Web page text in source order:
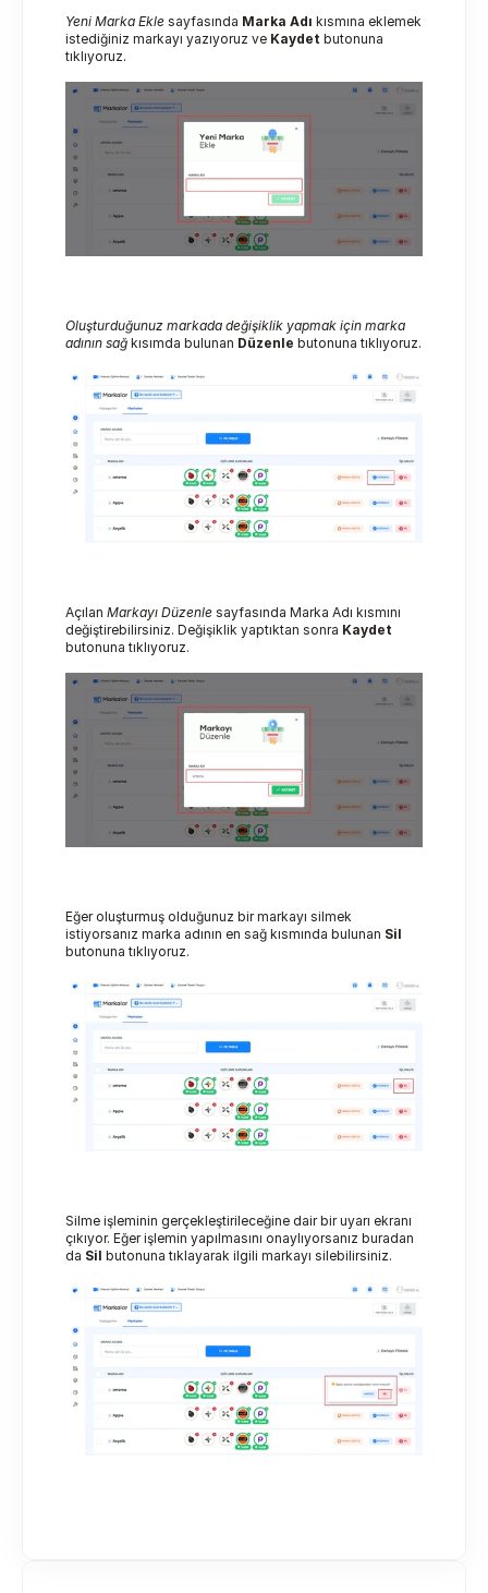
Yeni Marka Ekle sayfasında Marka Adı kısmına eklemek
istediğiniz markayı yazıyoruz ve Kaydet butonuna
tıklıyoruz.
Oluşturduğunuz markada değişiklik yapmak için marka
adının sağ kısımda bulunan Düzenle butonuna tıklıyoruz.
Açılan Markayı Düzenle sayfasında Marka Adı kısmını
değiştirebilirsiniz. Değişiklik yaptıktan sonra Kaydet
butonuna tıklıyoruz.
Eğer oluşturmuş olduğunuz bir markayı silmek
istiyorsanız marka adının en sağ kısmında bulunan Sil
butonuna tıklıyoruz.
Silme işleminin gerçekleştirileceğine dair bir uyarı ekranı
çıkıyor. Eğer işlemin yapılmasını onaylıyorsanız buradan
da Sil butonuna tıklayarak ilgili markayı silebilirsiniz.